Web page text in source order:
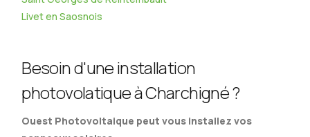
Livet en Saosnois
Besoin d'une installation
photovolatique à Charchigné ?
Ouest Photovoltaique peut vous installez vos